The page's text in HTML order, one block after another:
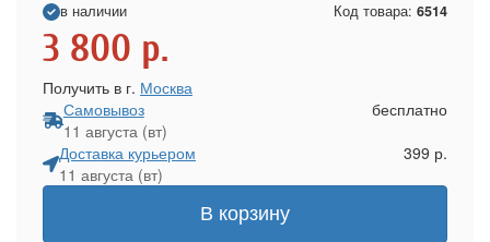
в наличии Код товара: 6514
3 800 р.
Получить в г. Москва
Самовывоз
11 августа (вт)
бесплатно
Доставка курьером
11 августа (вт)
399 р.
В корзину